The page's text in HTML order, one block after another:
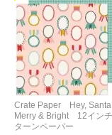
Crate Paper Hey, Santa
Merry & Bright 12イン
ターンペーパー